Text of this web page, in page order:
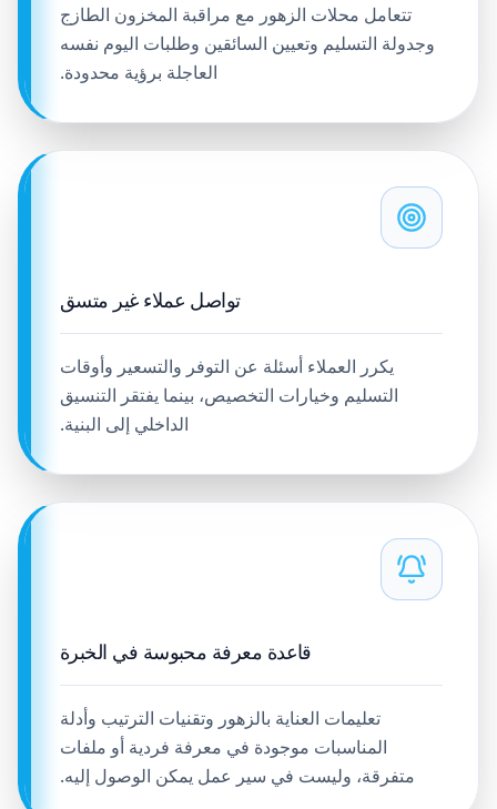
تتعامل محلات الزهور مع مراقبة المخزون الطازج
وجدولة التسليم وتعيين السائقين وطلبات اليوم نفسه
العاجلة برؤية محدودة.
تواصل عملاء غير متسق
يكرر العملاء أسئلة عن التوفر والتسعير وأوقات
التسليم وخيارات التخصيص، بينما يفتقر التنسيق
الداخلي إلى البنية.
قاعدة معرفة محبوسة في الخبرة
تعليمات العناية بالزهور وتقنيات الترتيب وأدلة
المناسبات موجودة في معرفة فردية أو ملفات
متفرقة، وليست في سير عمل يمكن الوصول إليه.